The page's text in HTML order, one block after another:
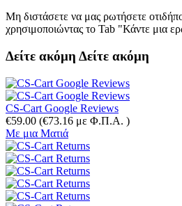
Μη διστάσετε να μας ρωτήσετε
χρησιμοποιώντας το Tab "Κάντε μια
Δείτε ακόμη Δείτε ακόμη
CS-Cart Google Reviews
€59.00 (€73.16 με Φ.Π.Α. )
Με μια Ματιά